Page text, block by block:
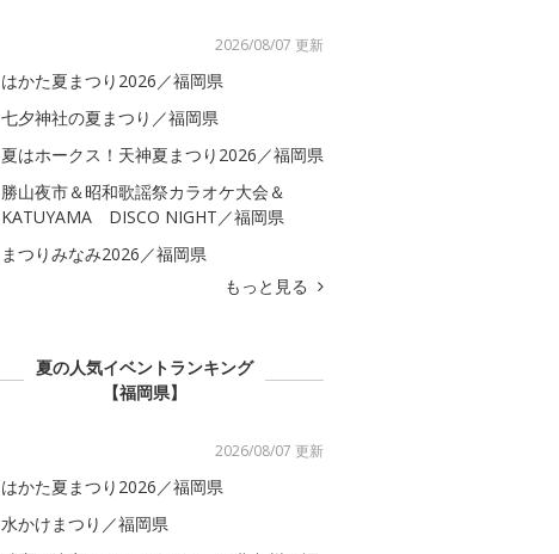
2026/08/07 更新
はかた夏まつり2026／福岡県
七夕神社の夏まつり／福岡県
夏はホークス！天神夏まつり2026／福岡県
勝山夜市＆昭和歌謡祭カラオケ大会＆
KATUYAMA DISCO NIGHT／福岡県
まつりみなみ2026／福岡県
もっと見る
夏の人気イベントランキング
【福岡県】
2026/08/07 更新
はかた夏まつり2026／福岡県
水かけまつり／福岡県